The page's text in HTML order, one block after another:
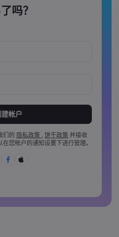
吗？
字母
字母
+=:;&lt;&gt;{,[]?,.
们的 隐私政策 , 饼干政策 并接收
您帐户的通知设置下进行管理。